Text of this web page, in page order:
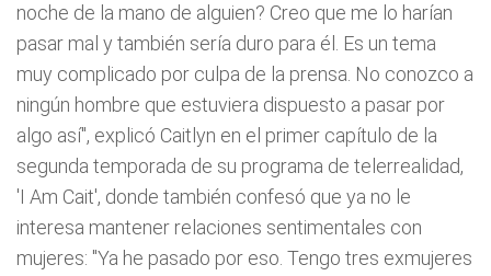
noche de la mano de alguien? Creo que me lo harían
pasar mal y también sería duro para él. Es un tema
muy complicado por culpa de la prensa. No conozco a
ningún hombre que estuviera dispuesto a pasar por
algo así", explicó Caitlyn en el primer capítulo de la
segunda temporada de su programa de telerrealidad,
'I Am Cait', donde también confesó que ya no le
interesa mantener relaciones sentimentales con
mujeres: "Ya he pasado por eso. Tengo tres exmujeres